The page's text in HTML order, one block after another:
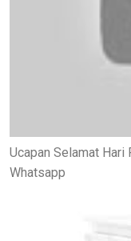
Ucapan Selamat
Whatsapp